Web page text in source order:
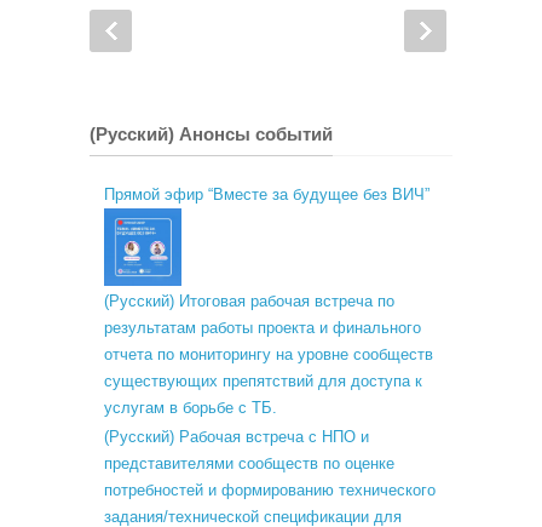
(Русский) Анонсы событий
Прямой эфир “Вместе за будущее без ВИЧ”
(Русский) Итоговая рабочая встреча по
результатам работы проекта и финального
отчета по мониторингу на уровне сообществ
существующих препятствий для доступа к
услугам в борьбе с ТБ.
(Русский) Рабочая встреча с НПО и
представителями сообществ по оценке
потребностей и формированию технического
задания/технической спецификации для